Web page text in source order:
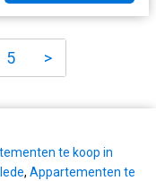
5 >
te koop in
, Appartementen te